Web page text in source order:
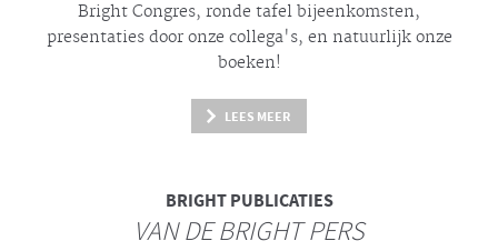
Bright Congres, ronde tafel bijeenkomsten,
presentaties door onze collega's, en natuurlijk onze
boeken!
LEES MEER
BRIGHTPUBLICATIES
VAN DE BRIGHT PERS